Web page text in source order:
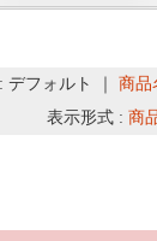
デフォルト ｜ 商品
表示形式 : 商